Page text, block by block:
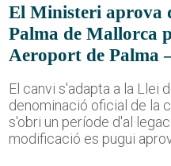
El Ministeri aprova
Palma de Mallorca
Aeroport de Palma
El canvi s'adapta a la Llei
denominació oficial de la
s'obri un període
modificació es pugui